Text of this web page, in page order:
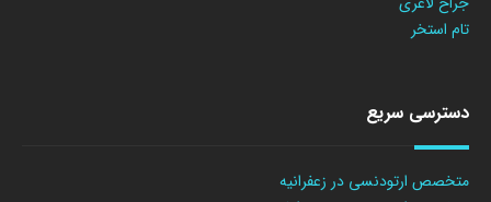
تام استخر
دسترسی سریع
متخصص ارتودنسی در زعفرانیه